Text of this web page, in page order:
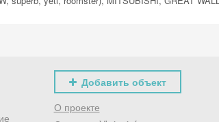
Добавить объект
О проекте